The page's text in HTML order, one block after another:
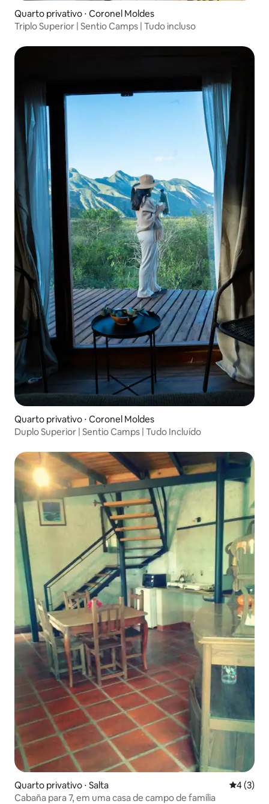
Quarto privativo ⋅ Coronel Moldes
Triplo Superior | Sentio Camps | Tudo incluso
Quarto privativo ⋅ Coronel Moldes
Duplo Superior | Sentio Camps | Tudo Incluído
Quarto privativo ⋅ Salta 4 de
4 (3)
Cabaña para 7, em uma casa de campo de família